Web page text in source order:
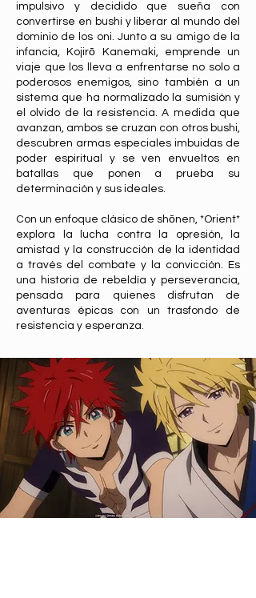
impulsivo y decidido que sueña con
convertirse en bushi y liberar al mundo del
dominio de los oni. Junto a su amigo de la
infancia, Kojirō Kanemaki, emprende un
viaje que los lleva a enfrentarse no solo a
poderosos enemigos, sino también a un
sistema que ha normalizado la sumisión y
el olvido de la resistencia. A medida que
avanzan, ambos se cruzan con otros bushi,
descubren armas especiales imbuidas de
poder espiritual y se ven envueltos en
batallas que ponen a prueba su
determinación y sus ideales.
Con un enfoque clásico de shōnen, *Orient*
explora la lucha contra la opresión, la
amistad y la construcción de la identidad
a través del combate y la convicción. Es
una historia de rebeldía y perseverancia,
pensada para quienes disfrutan de
aventuras épicas con un trasfondo de
resistencia y esperanza.